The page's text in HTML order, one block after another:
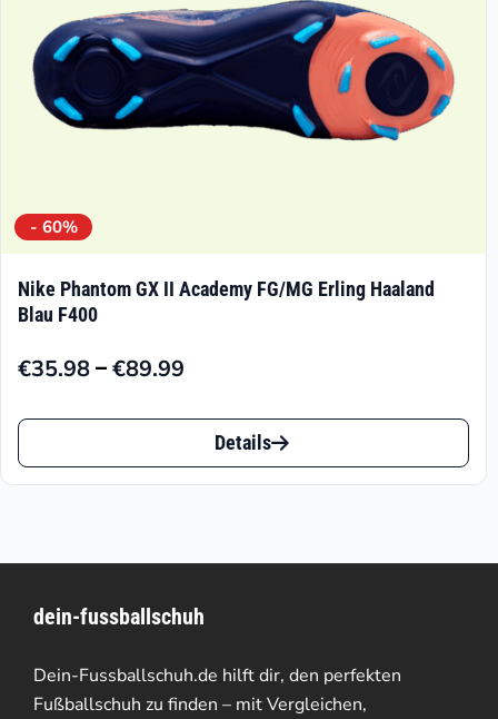
Produktseite
gewählt
werden
- 60%
Nike Phantom GX II Academy FG/MG Erling Haaland
Blau F400
€35.98–€89.99
Preisspanne:
€35.98
€89.99
Dieses
Produkt
auf.
Die
Optionen
Details
dein-fussballschuh
Dein-Fussballschuh.de hilft dir, den perfekten
Fußballschuh zu finden – mit Vergleichen,